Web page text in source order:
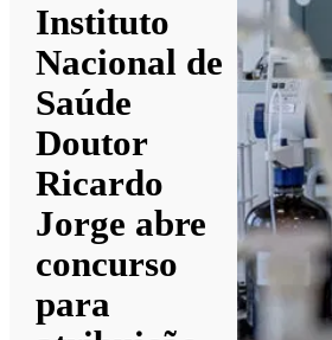
Instituto
Nacional de
Saúde
Doutor
Ricardo
Jorge abre
concurso
para